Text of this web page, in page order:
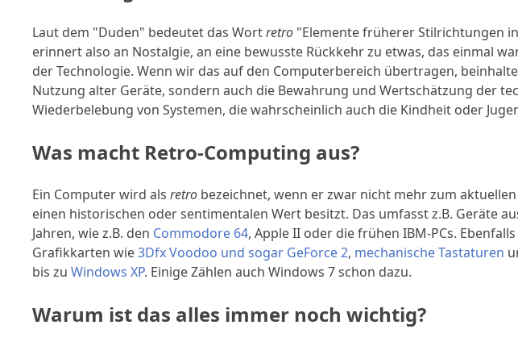
Laut dem "Duden" bedeutet das Wortretro "Elemente früherer Stilrichtungen
erinnert also an Nostalgie, an eine bewusste Rückkehr zu etwas, das einmal
der Technologie. Wenn wir das auf den Computerbereich übertragen,
Nutzung alter Geräte, sondern auch die Bewahrung und Wertschätzung der
Wiederbelebung von Systemen, die wahrscheinlich auch die Kindheit oder
Was macht Retro-Computing aus?
Ein Computer wird als retro bezeichnet, wenn er zwar nicht mehr zum
einen historischen oder sentimentalen Wert besitzt. Das umfasst z.B. Geräte
Jahren, wie z.B. den Commodore 64, Apple II oder die frühen IBM-PCs.
Grafikkarten wie3Dfx Voodoo und sogar GeForce 2, mechanische Tastaturen
bis zu Windows XP. Einige Zählen auch Windows 7 schon dazu.
Warum ist das alles immer noch wichtig?